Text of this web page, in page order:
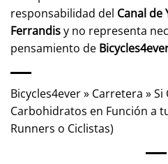
responsabilidad del Canal de
Ferrandisy no representa
pensamiento de
Bicycles4ever» Carretera »Si
Carbohidratos en Función a
Runners o Ciclistas)